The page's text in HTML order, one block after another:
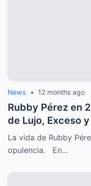
News • 12 months ago
Rubby Pérez en
de Lujo, Exceso
Crecer
La vida de Rubby
opulencia. En…